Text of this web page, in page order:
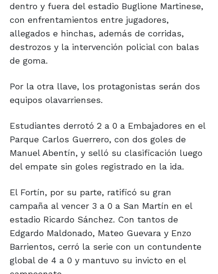
dentro y fuera del estadio Buglione Martinese,
con enfrentamientos entre jugadores,
allegados e hinchas, además de corridas,
destrozos y la intervención policial con balas
de goma.
Por la otra llave, los protagonistas serán dos
equipos olavarrienses.
Estudiantes derrotó 2 a 0 a Embajadores en el
Parque Carlos Guerrero, con dos goles de
Manuel Abentín, y selló su clasificación luego
del empate sin goles registrado en la ida.
El Fortín, por su parte, ratificó su gran
campaña al vencer 3 a 0 a San Martín en el
estadio Ricardo Sánchez. Con tantos de
Edgardo Maldonado, Mateo Guevara y Enzo
Barrientos, cerró la serie con un contundente
global de 4 a 0 y mantuvo su invicto en el